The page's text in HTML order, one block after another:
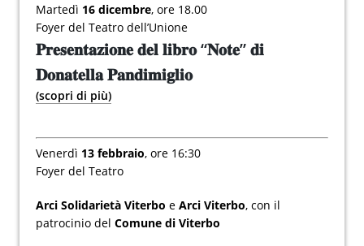
Martedì 16 dicembre, ore 18.00
Foyer del Teatro dell’Unione
𝐏𝐫𝐞𝐬𝐞𝐧𝐭𝐚𝐳𝐢𝐨𝐧𝐞 𝐝𝐞𝐥 𝐥𝐢𝐛𝐫𝐨 “𝐍𝐨𝐭𝐞” 𝐝𝐢
𝐃𝐨𝐧𝐚𝐭𝐞𝐥𝐥𝐚 𝐏𝐚𝐧𝐝𝐢𝐦𝐢𝐠𝐥𝐢𝐨
(scopri di più)
Venerdì 13 febbraio, ore 16:30
Foyer del Teatro
Arci Solidarietà Viterbo e Arci Viterbo, con il
patrocinio del Comune di Viterbo